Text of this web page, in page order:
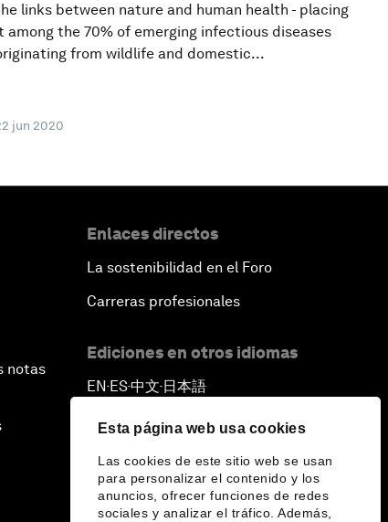
Esta página web usa cookies
Las cookies de este sitio web se usan
para personalizar el contenido y los
anuncios, ofrecer funciones de redes
sociales y analizar el tráfico. Además,
links between nature and human health - placing
among the 70% of emerging infectious diseases
from wildlife and domestic...
jun 2020
notas
Enlaces directos
La sostenibilidad en el Foro
Carreras profesionales
Ediciones en otros idiomas
EN ▪ ES▪中文▪ 日本語